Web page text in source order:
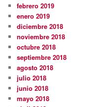
febrero 2019
enero 2019
diciembre 2018
noviembre 2018
octubre 2018
septiembre 2018
agosto 2018
julio 2018
junio 2018
mayo 2018